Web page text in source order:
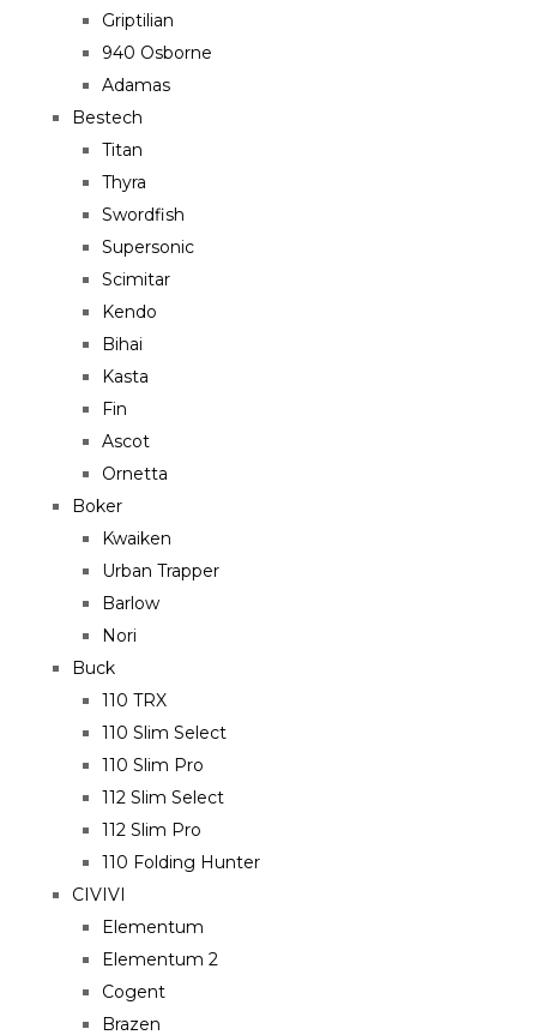
Griptilian
940 Osborne
Adamas
Bestech
Titan
Thyra
Swordfish
Supersonic
Scimitar
Kendo
Bihai
Kasta
Fin
Ascot
Ornetta
Boker
Kwaiken
Urban Trapper
Barlow
Nori
Buck
110 TRX
110 Slim Select
110 Slim Pro
112 Slim Select
112 Slim Pro
110 Folding Hunter
CIVIVI
Elementum
Elementum 2
Cogent
Brazen